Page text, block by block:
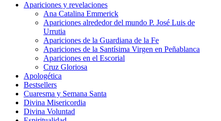
Apariciones y revelaciones
Ana Catalina Emmerick
Apariciones alrededor del mundo P. José Luis de
Urrutia
Apariciones de la Guardiana de la Fe
Apariciones de la Santísima Virgen en Peñablanca
Apariciones en el Escorial
Cruz Gloriosa
Apologética
Bestsellers
Cuaresma y Semana Santa
Divina Misericordia
Divina Voluntad